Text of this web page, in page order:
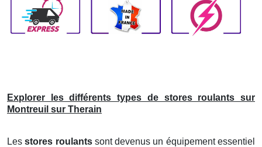
Explorer les différents types de stores roulants sur
Montreuil sur Therain
Lesstores roulantssont devenus un équipement essentiel